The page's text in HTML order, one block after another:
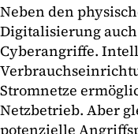
Neben den
Digitalisierung
Cyberangriffe.
Stromnetze
Netzbetrieb. Aber
potenzielle